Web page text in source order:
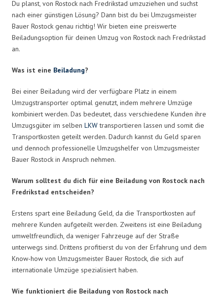
Du planst, von Rostock nach Fredrikstad umzuziehen und suchst
nach einer günstigen Lösung? Dann bist du bei Umzugsmeister
Bauer Rostock genau richtig! Wir bieten eine preiswerte
Beiladungsoption für deinen Umzug von Rostock nach Fredrikstad
an.
Was ist eine Beiladung?
Bei einer Beiladung wird der verfügbare Platz in einem
Umzugstransporter optimal genutzt, indem mehrere Umzüge
kombiniert werden. Das bedeutet, dass verschiedene Kunden ihre
Umzugsgüter im selben LKWtransportieren lassen und somit die
Transportkosten geteilt werden. Dadurch kannst du Geld sparen
und dennoch professionelle Umzugshelfer von Umzugsmeister
Bauer Rostock in Anspruch nehmen.
Warum solltest du dich für eine Beiladung von Rostock nach
Fredrikstad entscheiden?
Erstens spart eine Beiladung Geld, da die Transportkosten auf
mehrere Kunden aufgeteilt werden. Zweitens ist eine Beiladung
umweltfreundlich, da weniger Fahrzeuge auf der Straße
unterwegs sind. Drittens profitierst du von der Erfahrung und dem
Know-how von Umzugsmeister Bauer Rostock, die sich auf
internationale Umzüge spezialisiert haben.
Wie funktioniert die Beiladung von Rostock nach